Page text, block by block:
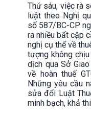
Thứ sáu, việc rà
luật theo Nghị
số 587/BC-CP
ra nhiều bất cập
nghị cụ thể về
tượng không
dịch qua Sở
về hoàn thuế
Những yêu cầu
sửa đổi Luật
minh bạch, khả